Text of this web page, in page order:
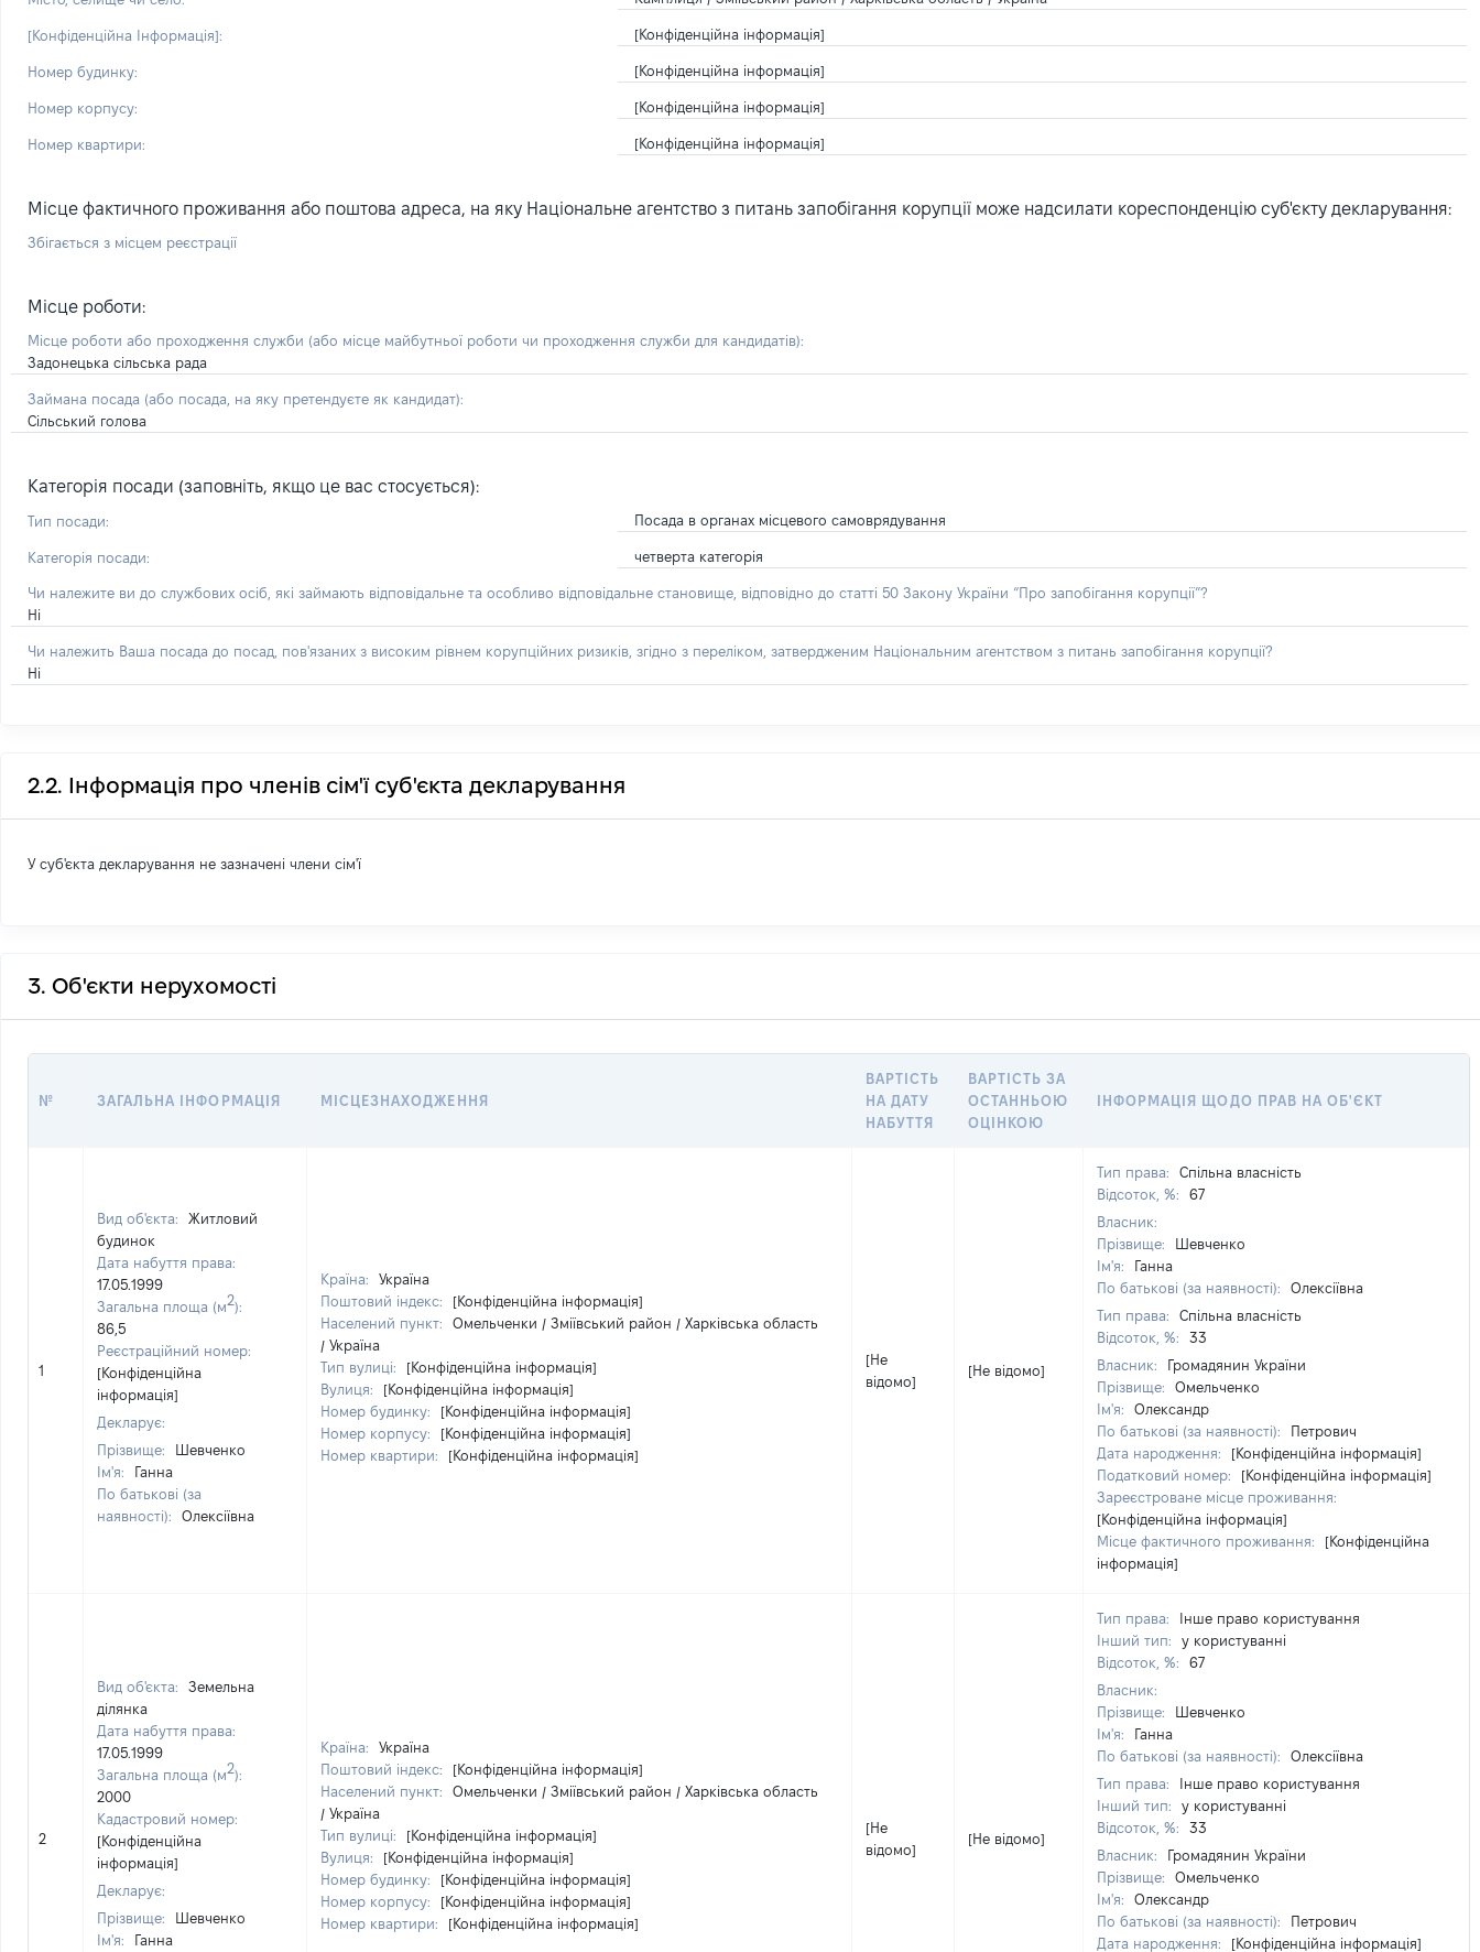
[Конфіденційна Інформація]: [Конфіденційна інформація]
Номер будинку: [Конфіденційна інформація]
Номер корпусу: [Конфіденційна інформація]
Номер квартири: [Конфіденційна інформація]
Місце фактичного проживання або поштова адреса, на яку Національне агентство з питань запобігання корупції може надсилати кореспонденцію суб'єкту декларування:
Збігається з місцем реєстрації
Місце роботи:
Місце роботи або проходження служби (або місце майбутньої роботи чи проходження служби для кандидатів):
Задонецька сільська рада
Займана посада (або посада, на яку претендуєте як кандидат):
Сільський голова
Категорія посади (заповніть, якщо це вас стосується):
Тип посади: Посада в органах місцевого самоврядування
Категорія посади: четверта категорія
Чи належите ви до службових осіб, які займають відповідальне та особливо відповідальне становище, відповідно до статті 50 Закону України “Про запобігання корупції”?
Ні
Чи належить Ваша посада до посад, пов'язаних з високим рівнем корупційних ризиків, згідно з переліком, затвердженим Національним агентством з питань запобігання корупції?
Ні
2.2. Інформація про членів сім'ї суб'єкта декларування
У суб'єкта декларування не зазначені члени сім'ї
3. Об'єкти нерухомості
№ ЗАГАЛЬНА ІНФОРМАЦІЯ МІСЦЕЗНАХОДЖЕННЯ
ВАРТІСТЬ
НА ДАТУ
НАБУТТЯ
ВАРТІСТЬ ЗА
ОСТАННЬОЮ
ОЦІНКОЮ
ІНФОРМАЦІЯ ЩОДО ПРАВ НА ОБ'ЄКТ
1
Вид об'єкта:
Житловий
будинок
Дата набуття права:
17.05.1999
Загальна площа (м2):
86,5
Реєстраційний номер:
[Конфіденційна
інформація]
Декларує:
Прізвище:
Шевченко
Ім'я:
Ганна
По батькові (за
наявності):
Олексіївна
Країна:
Україна
Поштовий індекс:
[Конфіденційна інформація]
Населений пункт:
Омельченки / Зміївський район / Харківська область
/ Україна
Тип вулиці:
[Конфіденційна інформація]
Вулиця:
[Конфіденційна інформація]
Номер будинку:
[Конфіденційна інформація]
Номер корпусу:
[Конфіденційна інформація]
Номер квартири:
[Конфіденційна інформація]
[Не
відомо]
[Не відомо]
Тип права:
Спільна власність
Відсоток, %:
67
Власник:
Прізвище:
Шевченко
Ім'я:
Ганна
По батькові (за наявності):
Олексіївна
Тип права:
Спільна власність
Відсоток, %:
33
Власник:
Громадянин України
Прізвище:
Омельченко
Ім'я:
Олександр
По батькові (за наявності):
Петрович
Дата народження:
[Конфіденційна інформація]
Податковий номер:
[Конфіденційна інформація]
Зареєстроване місце проживання:
[Конфіденційна інформація]
Місце фактичного проживання:
[Конфіденційна
інформація]
2
Вид об'єкта:
Земельна
ділянка
Дата набуття права:
17.05.1999
Загальна площа (м2):
2000
Кадастровий номер:
[Конфіденційна
інформація]
Декларує:
Прізвище:
Шевченко
Ім'я:
Ганна
Країна:
Україна
Поштовий індекс:
[Конфіденційна інформація]
Населений пункт:
Омельченки / Зміївський район / Харківська область
/ Україна
Тип вулиці:
[Конфіденційна інформація]
Вулиця:
[Конфіденційна інформація]
Номер будинку:
[Конфіденційна інформація]
Номер корпусу:
[Конфіденційна інформація]
Номер квартири:
[Конфіденційна інформація]
[Не
відомо]
[Не відомо]
Тип права:
Інше право користування
Інший тип:
у користуванні
Відсоток, %:
67
Власник:
Прізвище:
Шевченко
Ім'я:
Ганна
По батькові (за наявності):
Олексіївна
Тип права:
Інше право користування
Інший тип:
у користуванні
Відсоток, %:
33
Власник:
Громадянин України
Прізвище:
Омельченко
Ім'я:
Олександр
По батькові (за наявності):
Петрович
Дата народження:
[Конфіденційна інформація]